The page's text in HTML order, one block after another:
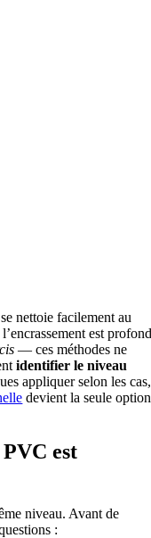
se nettoie facilement au
est
— ces méthodes ne
identifier le niveau
appliquer selon les cas,
devient la seule option
est
niveau. Avant de
: